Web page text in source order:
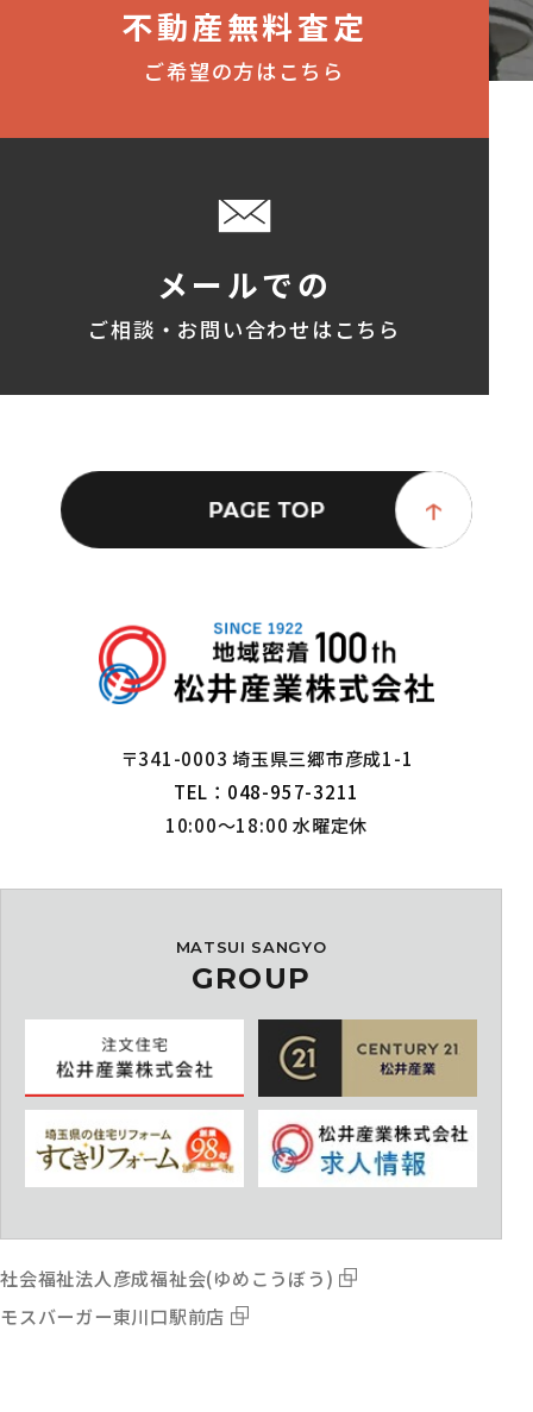
不動産無料査定
ご希望の方はこちら
メールでの
ご相談・お問い合わせはこちら
〒341-0003 埼玉県三郷市彦成1-1
TEL：048-957-3211
10:00～18:00 水曜定休
MATSUI SANGYO
GROUP
社会福祉法人彦成福祉会(ゆめこうぼう)
モスバーガー東川口駅前店